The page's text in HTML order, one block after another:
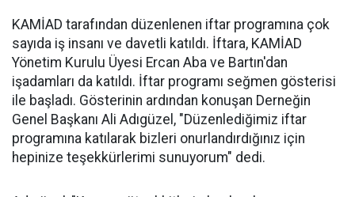
KAMİAD tarafından düzenlenen iftar programına çok
sayıda iş insanı ve davetli katıldı. İftara, KAMİAD
Yönetim Kurulu Üyesi Ercan Aba ve Bartın'dan
işadamları da katıldı. İftar programı seğmen gösterisi
ile başladı. Gösterinin ardından konuşan Derneğin
Genel Başkanı Ali Adıgüzel, "Düzenlediğimiz iftar
programına katılarak bizleri onurlandırdığınız için
hepinize teşekkürlerimi sunuyorum" dedi.